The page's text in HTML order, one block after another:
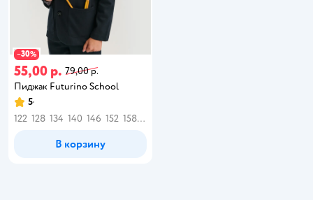
−30%
55,00 р. 79,00 р.
Пиджак Futurino School
5
122 128 134 140 146 152 158 164
В корзину